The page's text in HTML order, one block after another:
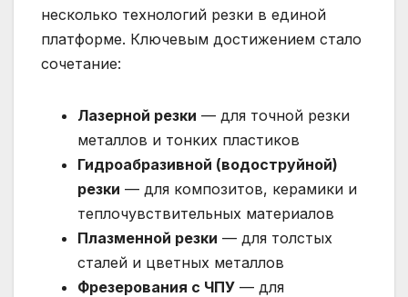
несколько технологий резки в единой
платформе. Ключевым достижением стало
сочетание:
Лазерной резки — для точной резки
металлов и тонких пластиков
Гидроабразивной (водоструйной)
резки — для композитов, керамики и
теплочувствительных материалов
Плазменной резки — для толстых
сталей и цветных металлов
Фрезерования с ЧПУ — для